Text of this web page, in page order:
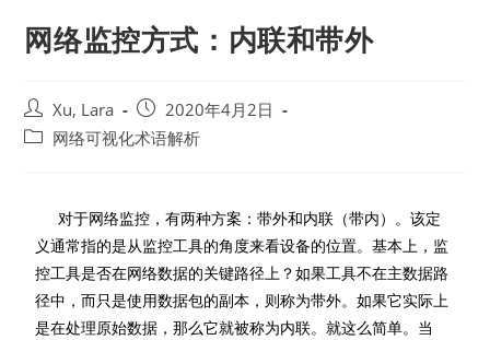
网络监控方式：内联和带外
Xu, Lara
2020年4月2日
网络可视化术语解析
对于网络监控，有两种方案：带外和内联（带内）。该定
义通常指的是从监控工具的角度来看设备的位置。基本上，监
控工具是否在网络数据的关键路径上？如果工具不在主数据路
径中，而只是使用数据包的副本，则称为带外。如果它实际上
是在处理原始数据，那么它就被称为内联。就这么简单。当